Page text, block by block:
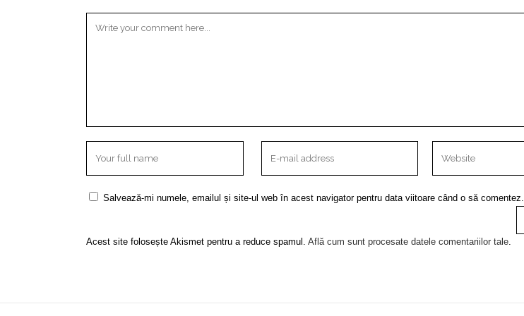
Salvează-mi numele, emailul și site-ul web în acest navigator pentru data viitoare când o să comentez.
Acest site folosește Akismet pentru a reduce spamul. Află cum sunt procesate datele comentariilor tale.